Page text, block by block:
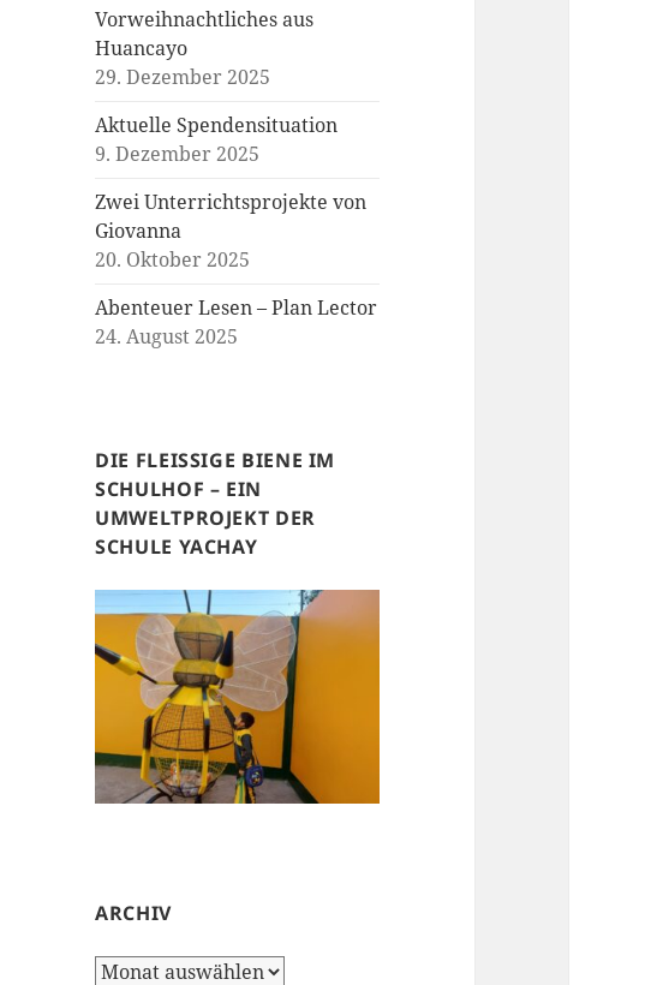
Vorweihnachtliches aus
Huancayo
29. Dezember 2025
Aktuelle Spendensituation
9. Dezember 2025
Zwei Unterrichtsprojekte von
Giovanna
20. Oktober 2025
Abenteuer Lesen – Plan Lector
24. August 2025
DIE FLEISSIGE BIENE IM
SCHULHOF – EIN
UMWELTPROJEKT DER
SCHULE YACHAY
ARCHIV
Archiv